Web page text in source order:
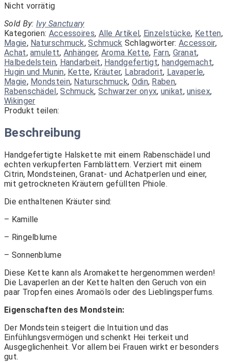
Nicht vorrätig
Sold By: Ivy Sanctuary
Kategorien: Accessoires, Alle Artikel, Einzelstücke, Ketten,
Magie, Naturschmuck,Schmuck Schlagwörter: Accessoir,
Achat,amulett, Anhänger, Aroma Kette, Farn, Granat,
Halbedelstein, Handarbeit, Handgefertigt, handgemacht,
Hugin und Munin, Kette, Kräuter, Labradorit, Lavaperle,
Magie, Mondstein, Naturschmuck, Odin, Raben,
Rabenschädel,Schmuck, Schwarzer onyx, unikat,unisex,
Wikinger
Produkt teilen:
Beschreibung
Handgefertigte Halskette mit einem Rabenschädel und
echten verkupferten Farnblättern. Verziert mit einem
Citrin, Mondsteinen, Granat- und Achatperlen und einer,
mit getrockneten Kräutern gefüllten Phiole.
Die enthaltenen Kräuter sind:
– Kamille
– Ringelblume
– Sonnenblume
Diese Kette kann als Aromakette hergenommen werden!
Die Lavaperlen an der Kette halten den Geruch von ein
paar Tropfen eines Aromaöls oder des Lieblingsperfums.
Eigenschaften des Mondstein:
Der Mondstein steigert die Intuition und das
Einfühlungsvermögen und schenkt Hei terkeit und
Ausgeglichenheit. Vor allem bei Frauen wirkt er besonders
gut.